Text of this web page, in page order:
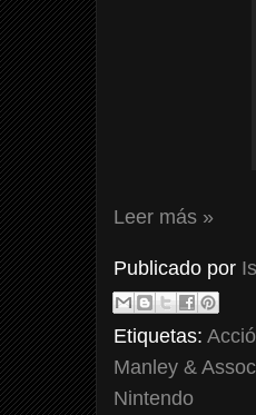
Leer más »
Publicado por
Etiquetas:
Manley &
Nintendo